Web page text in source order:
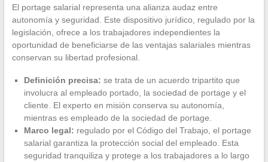
El portage salarial representa una alianza audaz entre
autonomía y seguridad. Este dispositivo jurídico, regulado por la
legislación, ofrece a los trabajadores independientes la
oportunidad de beneficiarse de las ventajas salariales mientras
conservan su libertad profesional.
Definición precisa: se trata de un acuerdo tripartito que
involucra al empleado portado, la sociedad de portage y el
cliente. El experto en misión conserva su autonomía,
mientras es empleado de la sociedad de portage.
Marco legal: regulado por el Código del Trabajo, el portage
salarial garantiza la protección social del empleado. Esta
seguridad tranquiliza y protege a los trabajadores a lo largo